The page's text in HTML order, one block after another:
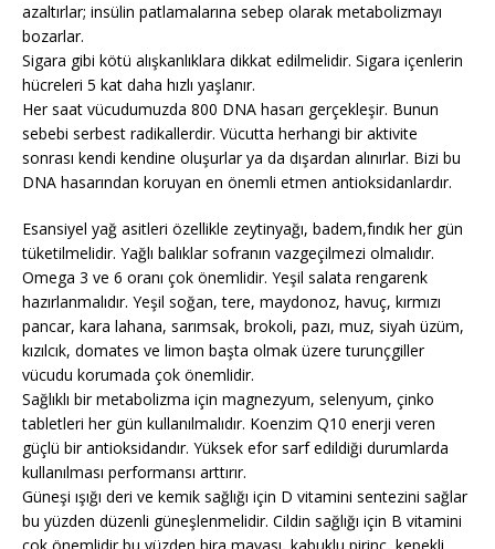
azaltırlar; insülin patlamalarına sebep olarak metabolizmayı
bozarlar.
Sigara gibi kötü alışkanlıklara dikkat edilmelidir. Sigara içenlerin
hücreleri 5 kat daha hızlı yaşlanır.
Her saat vücudumuzda 800 DNA hasarı gerçekleşir. Bunun
sebebi serbest radikallerdir. Vücutta herhangi bir aktivite
sonrası kendi kendine oluşurlar ya da dışardan alınırlar. Bizi bu
DNA hasarından koruyan en önemli etmen antioksidanlardır.
Esansiyel yağ asitleri özellikle zeytinyağı, badem,fındık her gün
tüketilmelidir. Yağlı balıklar sofranın vazgeçilmezi olmalıdır.
Omega 3 ve 6 oranı çok önemlidir. Yeşil salata rengarenk
hazırlanmalıdır. Yeşil soğan, tere, maydonoz, havuç, kırmızı
pancar, kara lahana, sarımsak, brokoli, pazı, muz, siyah üzüm,
kızılcık, domates ve limon başta olmak üzere turunçgiller
vücudu korumada çok önemlidir.
Sağlıklı bir metabolizma için magnezyum, selenyum, çinko
tabletleri her gün kullanılmalıdır. Koenzim Q10 enerji veren
güçlü bir antioksidandır. Yüksek efor sarf edildiği durumlarda
kullanılması performansı arttırır.
Güneşi ışığı deri ve kemik sağlığı için D vitamini sentezini sağlar
bu yüzden düzenli güneşlenmelidir. Cildin sağlığı için B vitamini